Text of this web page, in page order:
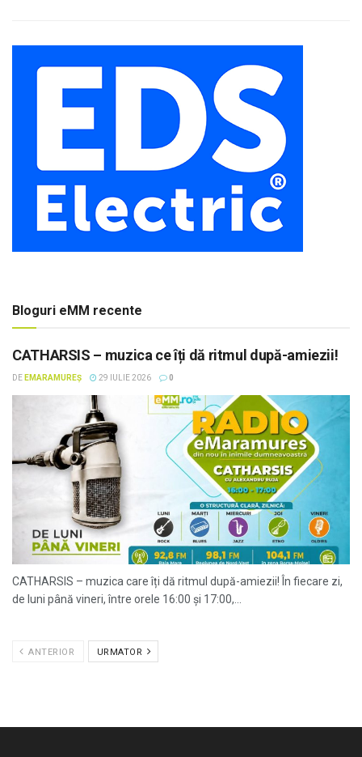
Bloguri eMM recente
CATHARSIS – muzica ce îți dă ritmul după-amiezii!
DE EMARAMUREȘ 29 IULIE 2026 0
CATHARSIS – muzica care îți dă ritmul după-amiezii! În fiecare zi,
de luni până vineri, între orele 16:00 și 17:00,...
ANTERIOR URMATOR